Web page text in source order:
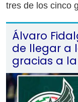
tres de los cinco
Álvaro
de llegar a
gracias a la